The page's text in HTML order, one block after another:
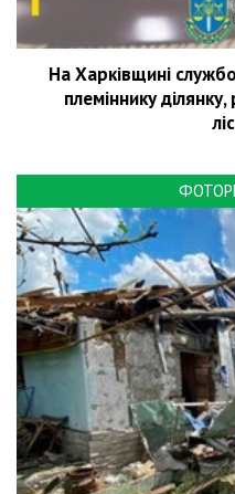
На Харківщині
племіннику